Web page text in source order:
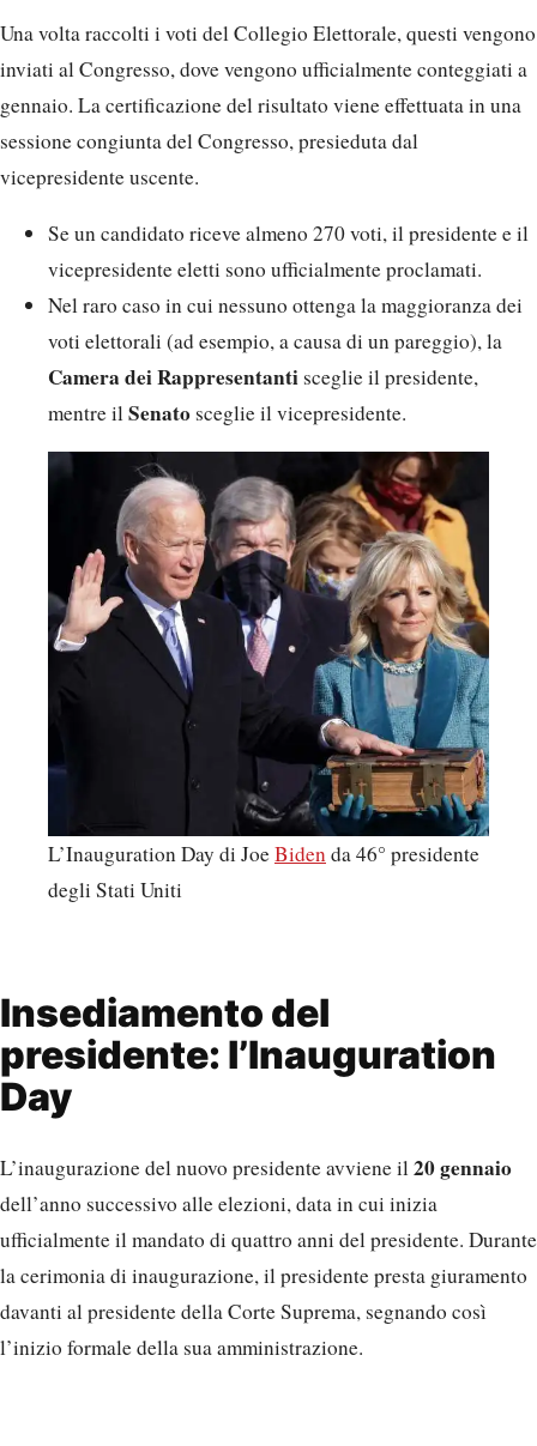
Una volta raccolti i voti del Collegio Elettorale, questi vengono
inviati al Congresso, dove vengono ufficialmente conteggiati a
gennaio. La certificazione del risultato viene effettuata in una
sessione congiunta del Congresso, presieduta dal
vicepresidente uscente.
Se un candidato riceve almeno 270 voti, il presidente e il
vicepresidente eletti sono ufficialmente proclamati.
Nel raro caso in cui nessuno ottenga la maggioranza dei
voti elettorali (ad esempio, a causa di un pareggio), la
Camera dei Rappresentantisceglie il presidente,
mentre ilSenatosceglie il vicepresidente.
L’Inauguration Day di JoeBidenda 46° presidente
degli Stati Uniti
Insediamento del
presidente: l’Inauguration
Day
L’inaugurazione del nuovo presidente avviene il20 gennaio
dell’anno successivo alle elezioni, data in cui inizia
ufficialmente il mandato di quattro anni del presidente. Durante
la cerimonia di inaugurazione, il presidente presta giuramento
davanti al presidente della Corte Suprema, segnando così
l’inizio formale della sua amministrazione.